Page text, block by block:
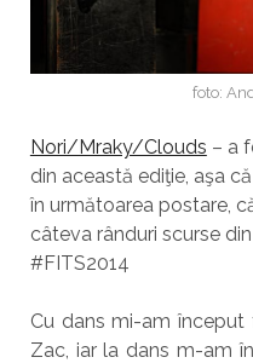
foto:
Nori/Mraky/Clouds – a
din această ediţie, aşa
în următoarea postare,
câteva rânduri scurse
#FITS2014
Cu dans mi-am
Zac, iar la dans m-am